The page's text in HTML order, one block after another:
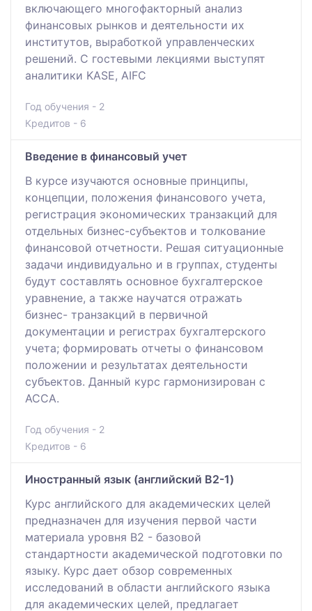
включающего многофакторный анализ
финансовых рынков и деятельности их
институтов, выработкой управленческих
решений. С гостевыми лекциями выступят
аналитики KASE, AIFC
Год обучения - 2
Кредитов - 6
Введение в финансовый учет
В курсе изучаются основные принципы,
концепции, положения финансового учета,
регистрация экономических транзакций для
отдельных бизнес-субъектов и толкование
финансовой отчетности. Решая ситуационные
задачи индивидуально и в группах, студенты
будут составлять основное бухгалтерское
уравнение, а также научатся отражать
бизнес- транзакций в первичной
документации и регистрах бухгалтерского
учета; формировать отчеты о финансовом
положении и результатах деятельности
субъектов. Данный курс гармонизирован с
АССА.
Год обучения - 2
Кредитов - 6
Иностранный язык (английский B2-1)
Курс английского для академических целей
предназначен для изучения первой части
материала уровня B2 - базовой
стандартности академической подготовки по
языку. Курс дает обзор современных
исследований в области английского языка
для академических целей, предлагает